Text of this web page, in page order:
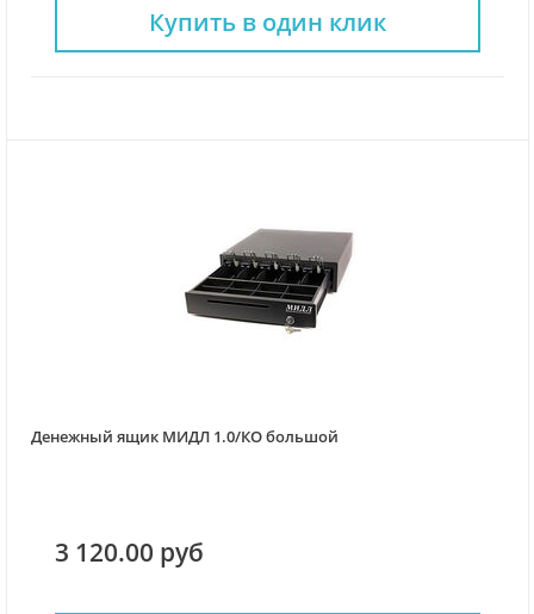
Купить в один клик
Денежный ящик МИДЛ 1.0/КО большой
3 120.00 руб